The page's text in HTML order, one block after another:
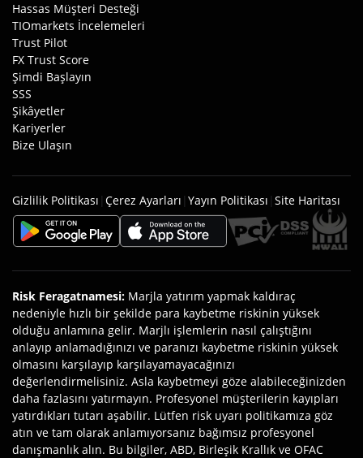
Hassas Müşteri Desteği
TIOmarkets İncelemeleri
Trust Pilot
FX Trust Score
Şimdi Başlayın
SSS
Şikâyetler
Kariyerler
Bize Ulaşın
Gizlilik Politikası | Çerez Ayarları | Yayın Politikası | Site Haritası
Risk Feragatnamesi: Marjla yatırım yapmak kaldıraç
nedeniyle hızlı bir şekilde para kaybetme riskinin yüksek
olduğu anlamına gelir. Marjlı işlemlerin nasıl çalıştığını
anlayıp anlamadığınızı ve paranızı kaybetme riskinin yüksek
olmasını karşılayıp karşılayamayacağınızı
değerlendirmelisiniz. Asla kaybetmeyi göze alabileceğinizden
daha fazlasını yatırmayın. Profesyonel müşterilerin kayıpları
yatırdıkları tutarı aşabilir. Lütfen risk uyarı politikamıza göz
atın ve tam olarak anlamıyorsanız bağımsız profesyonel
danışmanlık alın. Bu bilgiler, ABD, Birleşik Krallık ve OFAC